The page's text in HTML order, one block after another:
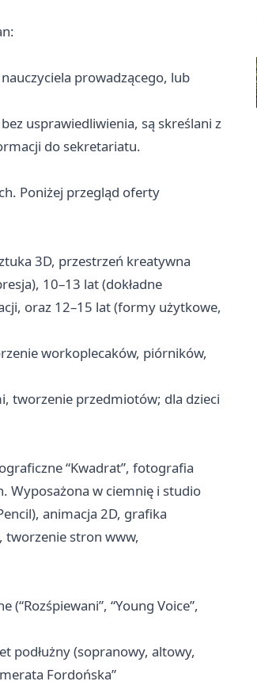
prowadzącego, lub
usprawiedliwienia, są skreślani z
do sekretariatu.
Poniżej przegląd oferty
3D, przestrzeń kreatywna
10–13 lat (dokładne
oraz 12–15 lat (formy użytkowe,
workoplecaków, piórników,
tworzenie przedmiotów; dla dzieci
“Kwadrat”, fotografia
Wyposażona w ciemnię i studio
animacja 2D, grafika
tworzenie stron www,
“Young Voice”,
podłużny (sopranowy, altowy,
Fordońska”